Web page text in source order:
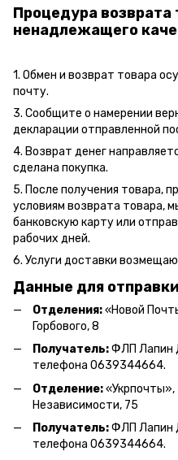
Процедура возврата
ненадлежащего
1. Обмен и возврат товара
почту.
3. Сообщите о намерении
декларации отправленной
4. Возврат денег
сделана покупка.
5. После получения товара,
условиям возврата товара,
банковскую карту или
рабочих дней.
6. Услуги доставки
Данные для
Отделения:«Новой
Горбового, 8
Получатель:ФЛП Лапин
телефона 0639344664.
Отделение:«Укрпочты»,
Независимости, 75
Получатель:ФЛП Лапин
телефона 0639344664.